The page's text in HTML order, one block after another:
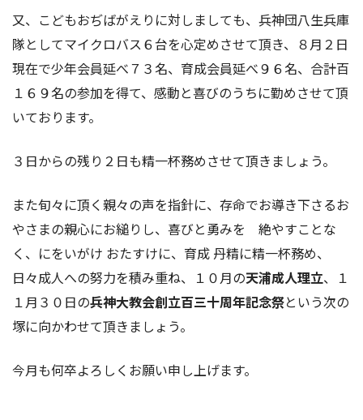
又、こどもおぢばがえりに対しましても、兵神団八生兵庫
隊としてマイクロバス６台を心定めさせて頂き、８月２日
現在で少年会員延べ７３名、育成会員延べ９６名、合計百
１６９名の参加を得て、感動と喜びのうちに勤めさせて頂
いております。
３日からの残り２日も精一杯務めさせて頂きましょう。
また旬々に頂く親々の声を指針に、存命でお導き下さるお
やさまの親心にお縋りし、喜びと勇みを 絶やすことな
く、にをいがけ おたすけに、育成 丹精に精一杯務め、
日々成人への努力を積み重ね、１０月の天浦成人理立、１
１月３０日の兵神大教会創立百三十周年記念祭という次の
塚に向かわせて頂きましょう。
今月も何卒よろしくお願い申し上げます。